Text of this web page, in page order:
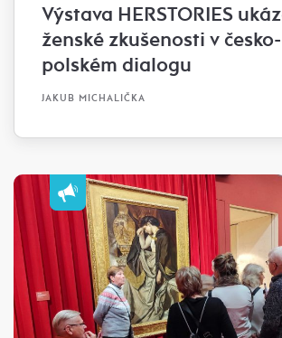
Výstava HERSTORIES
ženské zkušenosti v česko-
polském dialogu
JAKUB MICHALIČKA